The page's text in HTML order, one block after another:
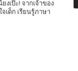
งเป๊ะ! จากเจ้าของ
เด็ก เรียนรู้ภาษา